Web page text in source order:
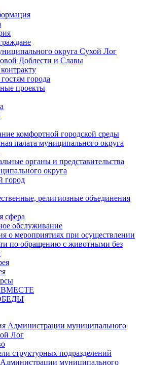
округа Сухой Лог
Доблести и Славы
города
проекты
комфортной городской среды
палата муниципального округа
органы и представительства
округа
город
религиозные объединения
сфера
обслуживание
о мероприятиях при осуществлении
по обращению с животными без
Администрации муниципального
Лог
структурных подразделений
муниципального